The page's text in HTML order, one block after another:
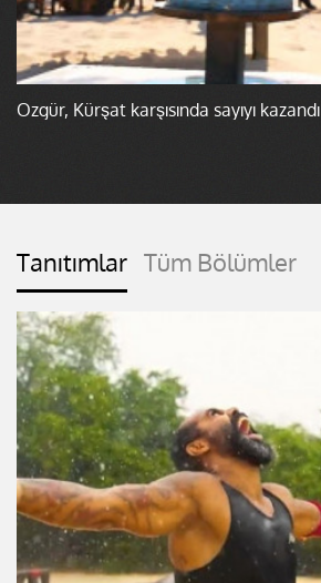
Özgür, Kürşat karşısında sayıyı kazandı
Tanıtımlar Tüm Bölümler